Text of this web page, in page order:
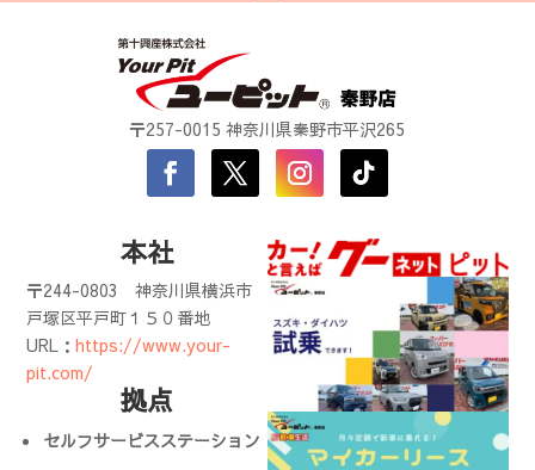
〒257-0015 神奈川県秦野市平沢265
本社
〒244-0803神奈川県横浜市
戸塚区平戸町１５０番地
URL：https://www.your-
pit.com/
拠点
セルフサービスステーション